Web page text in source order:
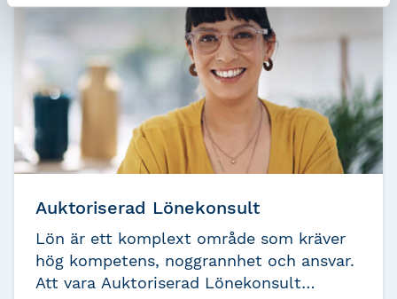
med aktuella regler, standarder och
utveckling i branschen.
Auktoriserad Lönekonsult
Lön är ett komplext område som kräver
hög kompetens, noggrannhet och ansvar.
Att vara Auktoriserad Lönekonsult